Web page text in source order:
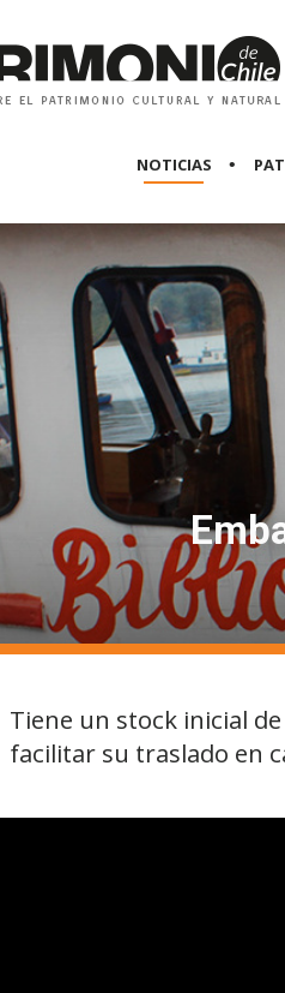
NOTICIAS
Tiene un stock inicial
facilitar su traslado en